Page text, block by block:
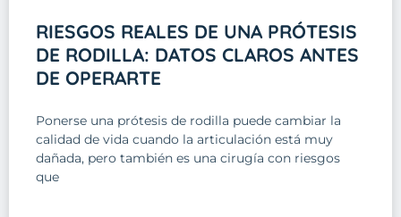
RIESGOS REALES DE UNA PRÓTESIS
DE RODILLA: DATOS CLAROS ANTES
DE OPERARTE
Ponerse una prótesis de rodilla puede cambiar la
calidad de vida cuando la articulación está muy
dañada, pero también es una cirugía con riesgos
que